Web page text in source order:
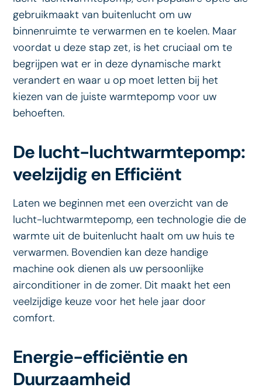
gebruikmaakt van buitenlucht om uw
binnenruimte te verwarmen en te koelen. Maar
voordat u deze stap zet, is het cruciaal om te
begrijpen wat er in deze dynamische markt
verandert en waar u op moet letten bij het
kiezen van de juiste warmtepomp voor uw
behoeften.
De lucht-luchtwarmtepomp:
veelzijdig en Efficiënt
Laten we beginnen met een overzicht van de
lucht-luchtwarmtepomp, een technologie die de
warmte uit de buitenlucht haalt om uw huis te
verwarmen. Bovendien kan deze handige
machine ook dienen als uw persoonlijke
airconditioner in de zomer. Dit maakt het een
veelzijdige keuze voor het hele jaar door
comfort.
Energie-efficiëntie en
Duurzaamheid